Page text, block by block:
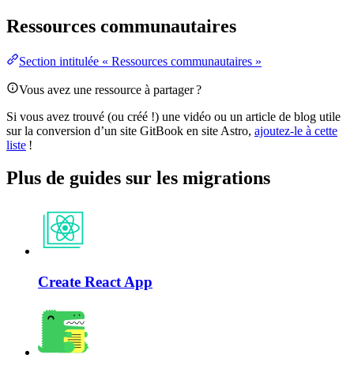
Ressources communautaires
Section intitulée « Ressources communautaires »
Vous avez une ressource à partager ?
Si vous avez trouvé (ou créé !) une vidéo ou un article de blog utile
sur la conversion d’un site GitBook en site Astro, ajoutez-le à cette
liste !
Plus de guides sur les migrations
Create React App